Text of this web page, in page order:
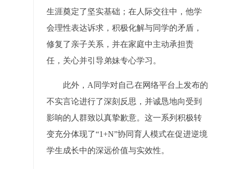
生涯奠定了坚实基础；在人际交往中，他学
会理性表达诉求，积极化解与同学的矛盾，
修复了亲子关系，并在家庭中主动承担责
任，关心并引导弟妹专心学习。
此外，A同学对自己在网络平台上发布的
不实言论进行了深刻反思，并诚恳地向受到
影响的人群致以真挚歉意。这一系列积极转
变充分体现了“1+N”协同育人模式在促进逆境
学生成长中的深远价值与实效性。